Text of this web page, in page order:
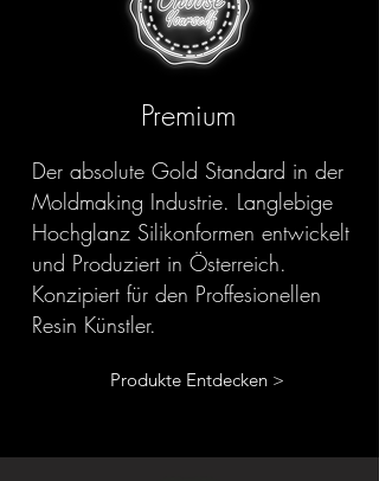
Premium
Der absolute Gold Standard in der
Moldmaking Industrie. Langlebige
Hochglanz Silikonformen entwickelt
und Produziert in Österreich.
Konzipiert für den Proffesionellen
Resin Künstler.
Produkte Entdecken >